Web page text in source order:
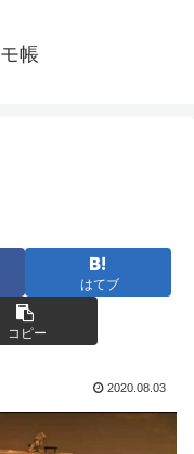
帳
はてブ
コピー
2020.08.03